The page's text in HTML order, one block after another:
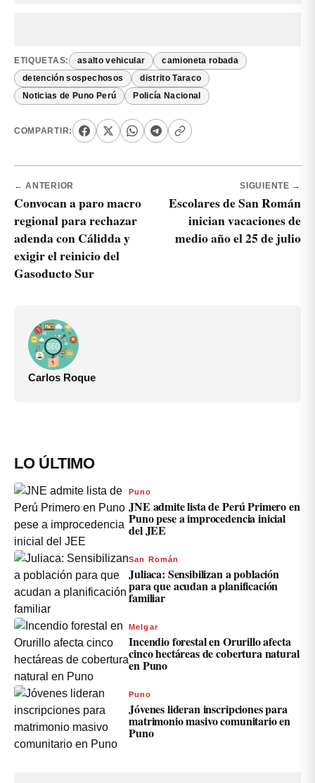
ETIQUETAS: asalto vehicular camioneta robada
detención sospechosos distrito Taraco
Noticias de Puno Perú Policía Nacional
COMPARTIR:
← ANTERIOR
Convocan a paro macro
regional para rechazar
adenda con Cálidda y
exigir el reinicio del
Gasoducto Sur
SIGUIENTE →
Escolares de San Román
inician vacaciones de
medio año el 25 de julio
Carlos Roque
LO ÚLTIMO
Puno
JNE admite lista de Perú Primero en
Puno pese a improcedencia inicial
del JEE
San Román
Juliaca: Sensibilizan a población
para que acudan a planificación
familiar
Melgar
Incendio forestal en Orurillo afecta
cinco hectáreas de cobertura natural
en Puno
Puno
Jóvenes lideran inscripciones para
matrimonio masivo comunitario en
Puno